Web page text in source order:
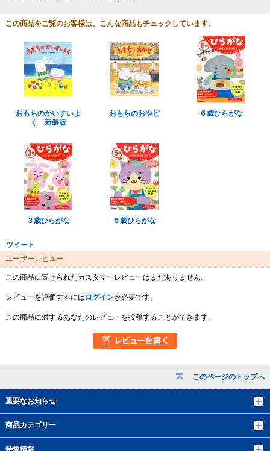
このページのトップへ
重要なお知らせ
商品カテゴリー
特集情報
この商品をご覧のお客様は、こんな商品もチェックしています。
おもちのかいすいよ
く 新装版
おもちのおやど ６歳ひらがな
３歳ひらがな ５歳ひらがな
ツイート
ユーザーレビュー
この商品に寄せられたカスタマーレビューはまだありません。
レビューを評価するには ログインが必要です。
この商品に対するあなたのレビューを投稿することができます。